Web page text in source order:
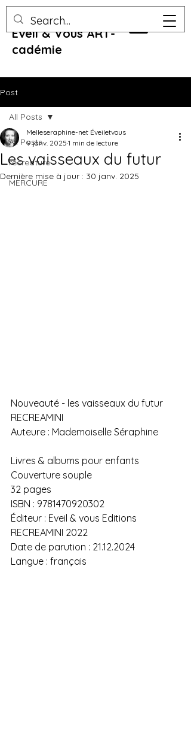
Eveil & Vous ART-
cadémie
Post
All Posts
recreature
MERCURE
All Posts
Les vaisseaux du futur
Melleseraphine-net Éveiletvous
9 janv. 2025 1 min de lecture
Dernière mise à jour : 30 janv. 2025
Nouveauté - les vaisseaux du futur
RECREAMINI
Auteure : Mademoiselle Séraphine
Livres & albums pour enfants
Couverture souple
32 pages
ISBN : 9781470920302
Éditeur : Eveil & vous Editions
RECREAMINI 2022
Date de parution : 21.12.2024
Langue : français